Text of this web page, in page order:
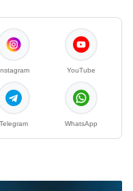
YouTube
Telegram WhatsApp